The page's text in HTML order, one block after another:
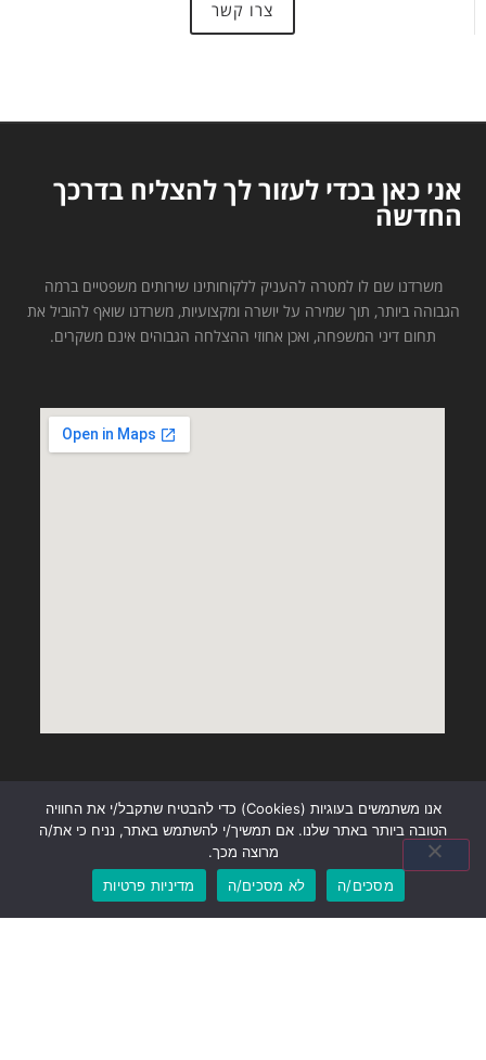
צרו קשר
התמחויות
עורך דין גירושין בנס ציונה
עורך דין משפחה
אני כאן בכדי לעזור לך להצליח בדרכך
החדשה
משרדנו שם לו למטרה להעניק ללקוחותינו שירותים משפטיים ברמה
הגבוהה ביותר, תוך שמירה על יושרה ומקצועיות, משרדנו שואף להוביל את
תחום דיני המשפחה, ואכן אחוזי ההצלחה הגבוהים אינם משקרים.
אנו משתמשים בעוגיות (Cookies) כדי להבטיח שתקבל/י את החוויה
הטובה ביותר באתר שלנו. אם תמשיך/י להשתמש באתר, נניח כי את/ה
מרוצה מכך.
מסכים/ה
לא מסכים/ה מדיניות פרטיות